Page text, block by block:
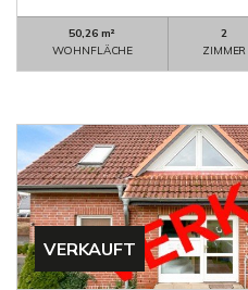
50,26 m²
WOHNFLÄCHE
2
ZIMMER
VERKAUFT